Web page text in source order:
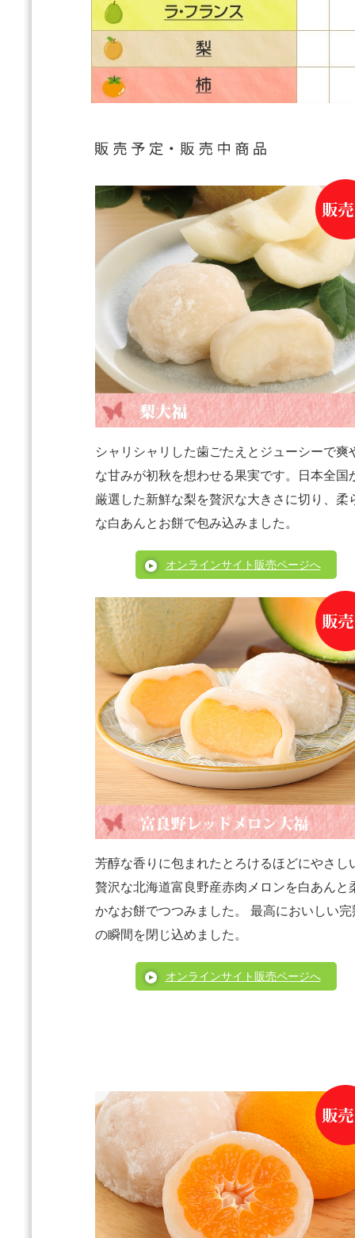
シャリシャリした歯ごたえとジューシーで爽
な甘みが初秋を想わせる果実です。日本全国
厳選した新鮮な梨を贅沢な大きさに切り、柔
な白あんとお餅で包み込みました。
オンラインサイト販売ページへ
芳醇な香りに包まれたとろけるほどにやさし
贅沢な北海道富良野産赤肉メロンを白あんと
かなお餅でつつみました。 最高においしい完
の瞬間を閉じ込めました。
オンラインサイト販売ページへ